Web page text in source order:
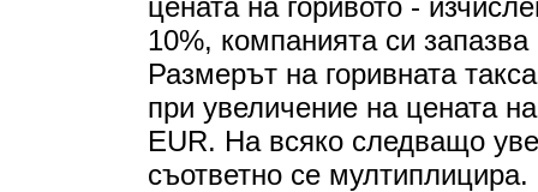
цената на горивото -
10%, компанията си
Размерът на горивната
при увеличение на цената
EUR. На всяко следващо
съответно се мултиплицира.